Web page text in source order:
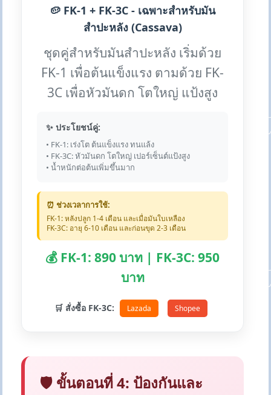
🥔 FK-1 + FK-3C - เฉพาะสำหรับมัน
สำปะหลัง (Cassava)
ชุดคู่สำหรับมันสำปะหลัง เริ่มด้วย
FK-1 เพื่อต้นแข็งแรง ตามด้วย FK-
3C เพื่อหัวมันดก โตใหญ่ แป้งสูง
✨ ประโยชน์คู่:
• FK-1: เร่งโต ต้นแข็งแรง ทนแล้ง
• FK-3C: หัวมันดก โตใหญ่ เปอร์เซ็นต์แป้งสูง
• น้ำหนักต่อต้นเพิ่มขึ้นมาก
⏰ ช่วงเวลาการใช้:
FK-1: หลังปลูก 1-4 เดือน และเมื่อมันใบเหลือง
FK-3C: อายุ 6-10 เดือน และก่อนขุด 2-3 เดือน
💰 FK-1: 890 บาท | FK-3C: 950
บาท
🛒 สั่งซื้อ FK-3C: Lazada Shopee
🛡️ ขั้นตอนที่ 4: ป้องกันและ